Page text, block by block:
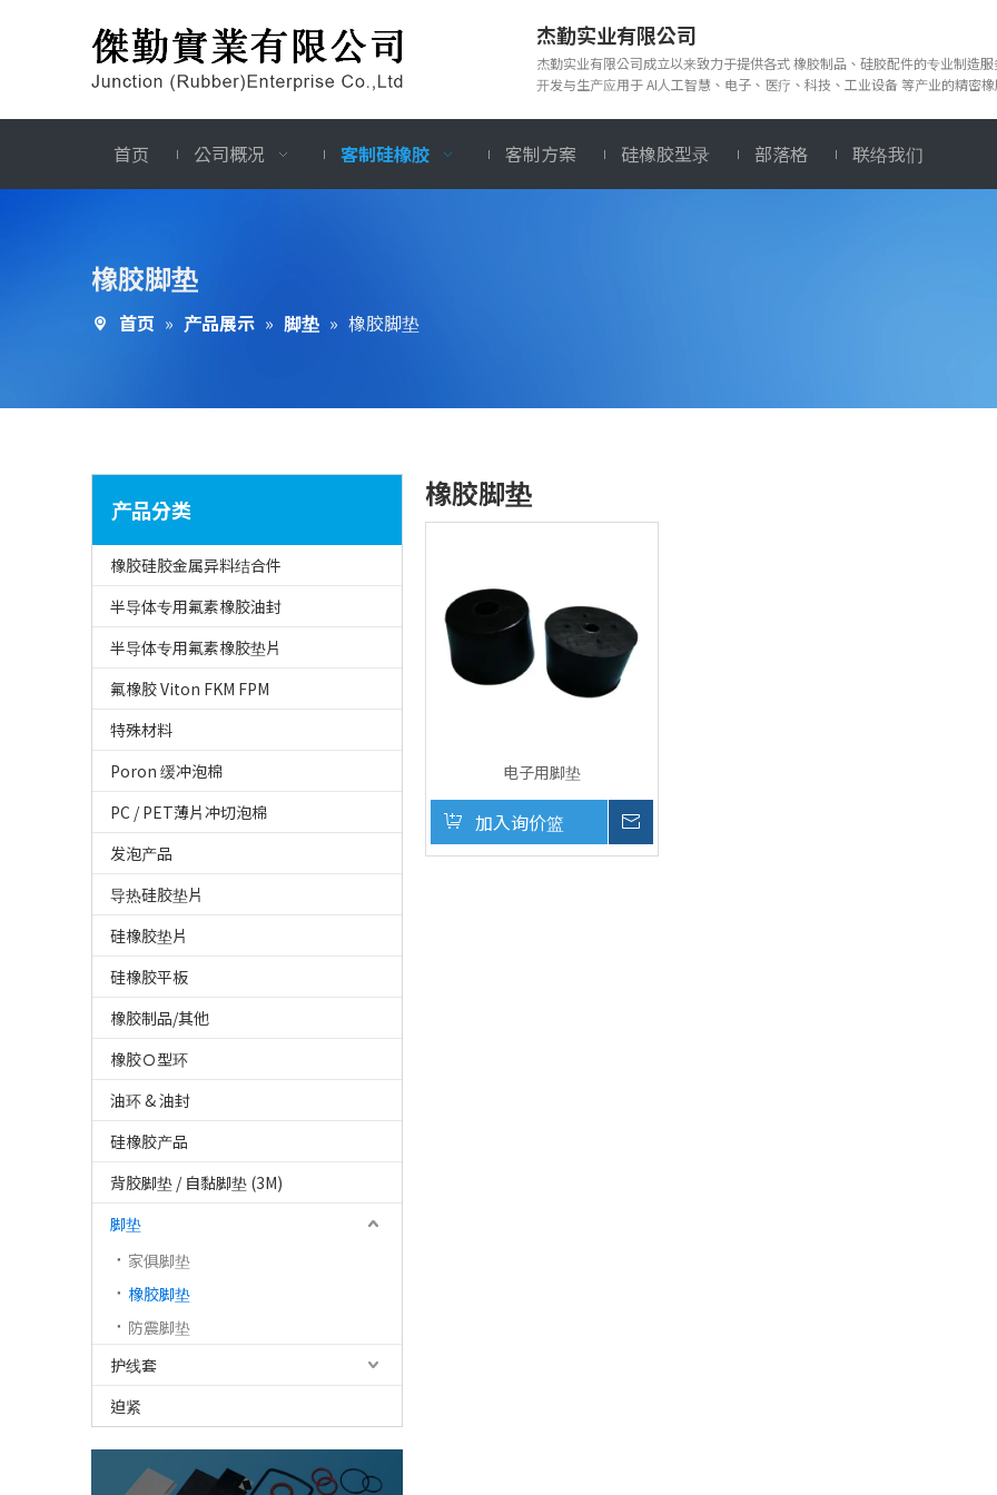
杰勤实业有限公司
杰勤实业有限公司成立以来致力于提供各式 橡胶制品、硅胶配件的专业制造
开发与生产应用于 AI人工智慧、电子、医疗、科技、工业设备 等产业的精密
首页 公司概况 客制硅橡胶 客制方案 硅橡胶型录 部落格 联络我们
橡胶脚垫
首页 » 产品展示 » 脚垫 » 橡胶脚垫
产品分类
橡胶硅胶金属异料结合件
半导体专用氟素橡胶油封
半导体专用氟素橡胶垫片
氟橡胶 Viton FKM FPM
特殊材料
Poron 缓冲泡棉
PC / PET薄片冲切泡棉
发泡产品
导热硅胶垫片
硅橡胶垫片
硅橡胶平板
橡胶制品/其他
橡胶Ｏ型环
油环 & 油封
硅橡胶产品
背胶脚垫 / 自黏脚垫 (3M)
脚垫
家俱脚垫
橡胶脚垫
防震脚垫
护线套
迫紧
橡胶脚垫
电子用脚垫
加入询价篮